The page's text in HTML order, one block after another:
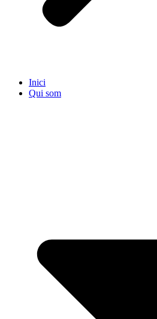
Inici
Qui som